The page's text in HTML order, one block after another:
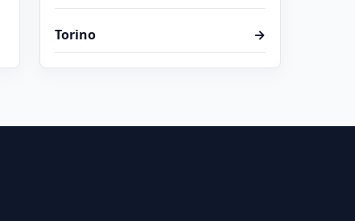
Torino →